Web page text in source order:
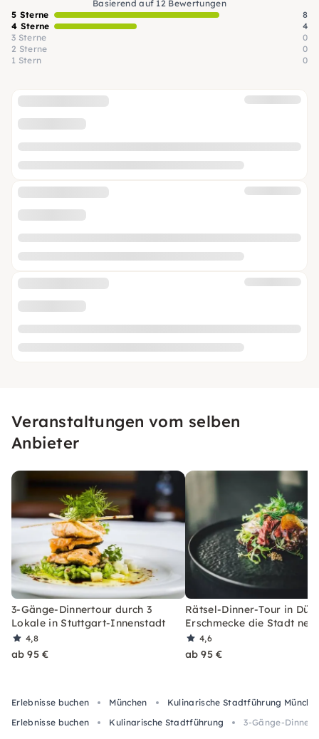
Basierend auf 12 Bewertungen
5 Sterne
8
4 Sterne
4
3 Sterne
0
2 Sterne
0
1 Stern
0
Veranstaltungen vom selben
Anbieter
3-Gänge-Dinnertour durch 3
Lokale in Stuttgart-Innenstadt
4,8
ab 95 €
Rätsel-Dinner-Tour in
Erschmecke die Stadt neu
4,6
ab 95 €
Erlebnisse buchen München
Kulinarische Stadtführung
Erlebnisse buchen
Kulinarische Stadtführung 3-Gänge-Dinner-